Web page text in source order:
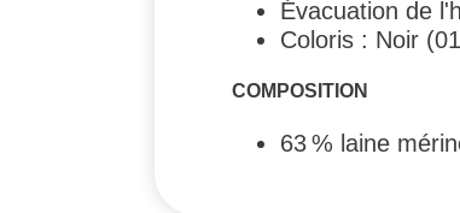
Évacuation de
Coloris : Noir
COMPOSITION
63 % laine